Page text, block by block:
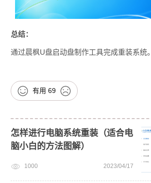
总结：
通过晨枫U盘启动盘制作工具完成重装系统。
有用 69
怎样进行电脑系统重装（适合电
脑小白的方法图解）
1000 2023/04/17